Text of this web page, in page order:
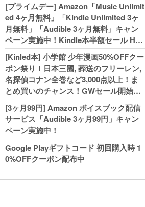
[プライムデー] Amazon「Music Unlimit
ed 4ヶ月無料」「Kindle Unlimited 3ヶ
月無料」「Audible 3ヶ月無料」キャン
ペーン実施中！Kindle本半額セール HU
NTER×HUNTERなど集英社、無職転生,
幼女戦記などKADOKAWA、キャプテン
翼100円セールも！
[Kinled本] 小学館 少年漫画50%OFFクー
ポン祭り！日本三國, 葬送のフリーレン,
名探偵コナン全巻など3,000点以上！ま
とめ買いのチャンス！GWセール開始！
人気コミック多数 カドカワ祭やIT関連本
がセールに！
[3ヶ月99円] Amazon ボイスブック配信
サービス「Audible 3ヶ月99円」キャン
ペーン実施中！
Google Playギフトコード 初回購入時 1
0%OFFクーポン配布中